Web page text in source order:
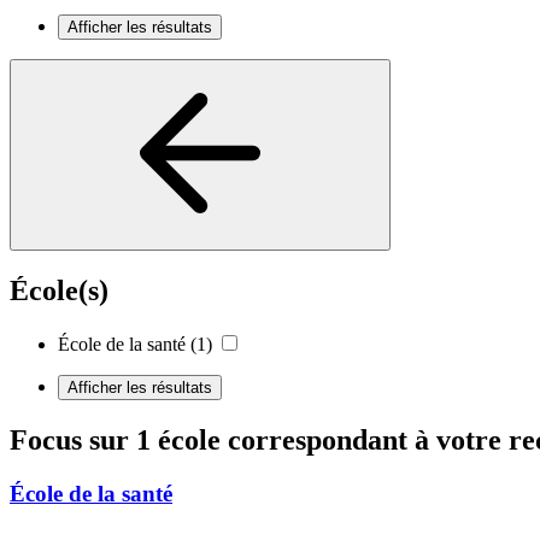
Afficher les résultats
École(s)
École de la santé (1)
Afficher les résultats
Focus sur 1 école correspondant à votre
École de la santé